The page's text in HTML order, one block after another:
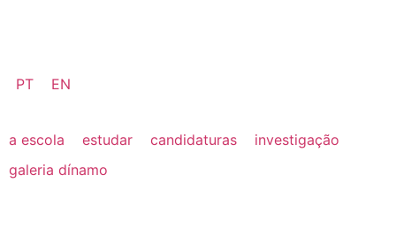
PT EN
a escola estudar candidaturas
investigação
galeria dínamo